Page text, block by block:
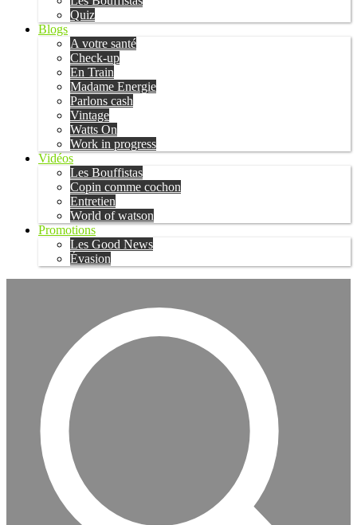
Quiz
Blogs
A votre santé
Check-up
En Train
Madame Energie
Parlons cash
Vintage
Watts On
Work in progress
Vidéos
Les Bouffistas
Copin comme cochon
Entretien
World of watson
Promotions
Les Good News
Évasion